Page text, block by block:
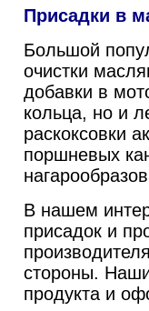
Присадки в
Большой
очистки
добавки в
кольца, но и
раскоксовки
поршневых
В нашем
присадок и
стороны.
продукта и